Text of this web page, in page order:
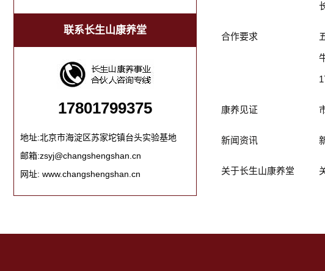
联系长生山康养堂
17801799375
地址:北京市海淀区苏家坨镇台头实验基地
邮箱:zsyj@changshengshan.cn
网址: www.changshengshan.cn
合作要求
康养见证
新闻资讯
关于长生山康养堂